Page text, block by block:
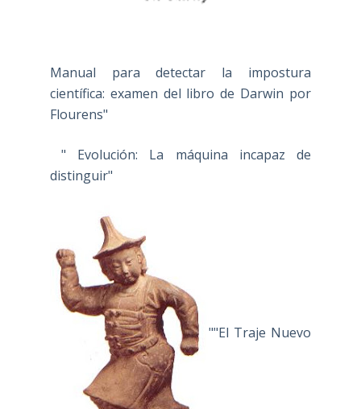
Manual para detectar la impostura
científica: examen del libro de Darwin por
Flourens"
" Evolución: La máquina incapaz de
distinguir"
""El Traje Nuevo